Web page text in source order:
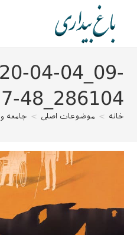
04-04_09-
48_286104
خانه > موضوعات اصلی > جامعه